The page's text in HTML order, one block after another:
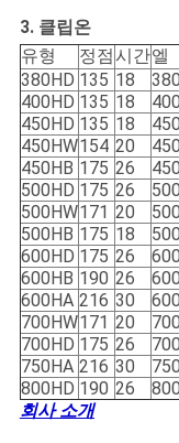
3. 클립온
유형
정점시간엘
380HD 135 18 380
400HD 135 18 400
450HD 135 18 450
450HW154 20 450
450HB 175 26 450
500HD 175 26 500
500HW171 20 500
500HB 175 18 500
600HD 175 26 600
600HB 190 26 600
600HA 216 30 600
700HW171 20 700
700HD 175 26 700
750HA 216 30 750
800HD 190 26 800
회사 소개